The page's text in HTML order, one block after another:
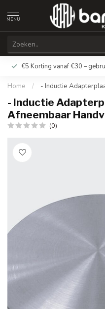
MENU
€5 Korting vanaf €30 –
Home / - Inductie
- Inductie
Afneembaar
(0)